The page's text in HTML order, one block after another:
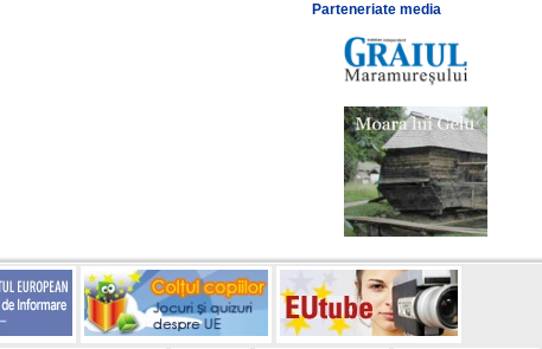
Parteneriate media